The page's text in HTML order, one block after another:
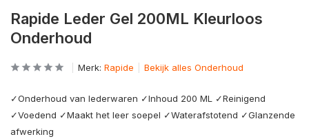
Rapide Leder Gel 200ML Kleurloos
Onderhoud
Merk: Rapide Bekijk alles Onderhoud
✓Onderhoud van lederwaren ✓Inhoud 200 ML ✓Reinigend
✓Voedend ✓Maakt het leer soepel ✓Waterafstotend ✓Glanzende
afwerking